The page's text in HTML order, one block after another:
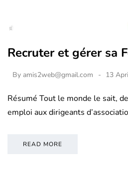
Recruter et gérer sa
By amis2web@gmail.com 13
Résumé Tout le monde le sait,
emploi aux dirigeants
READ MORE